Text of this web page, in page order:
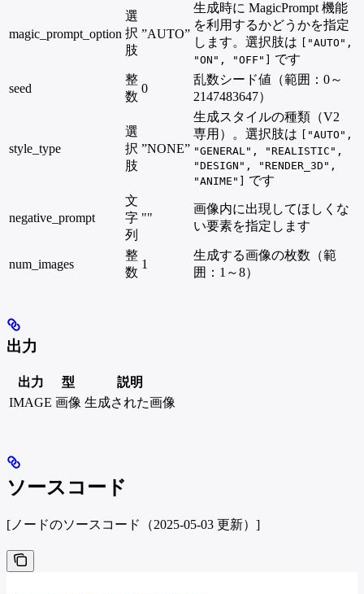
magic_prompt_option
選
択
肢
”AUTO”
生成時に MagicPrompt 機能
を利用するかどうかを指定
します。選択肢は
["AUTO",
"ON", "OFF"]
です
seed
整
数
0
乱数シード値（範囲：0～
2147483647）
style_type
選
択
肢
”NONE”
生成スタイルの種類（V2
専用）。選択肢は
["AUTO",
"GENERAL", "REALISTIC",
"DESIGN", "RENDER_3D",
"ANIME"]
です
negative_prompt
文
字
列
""
画像内に出現してほしくな
い要素を指定します
num_images
整
数
1
生成する画像の枚数（範
囲：1～8）
出力
出力 型
説明
IMAGE 画像 生成された画像
ソースコード
[ノードのソースコード（2025-05-03 更新）]